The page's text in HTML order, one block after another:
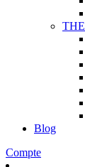
Blog
Compte